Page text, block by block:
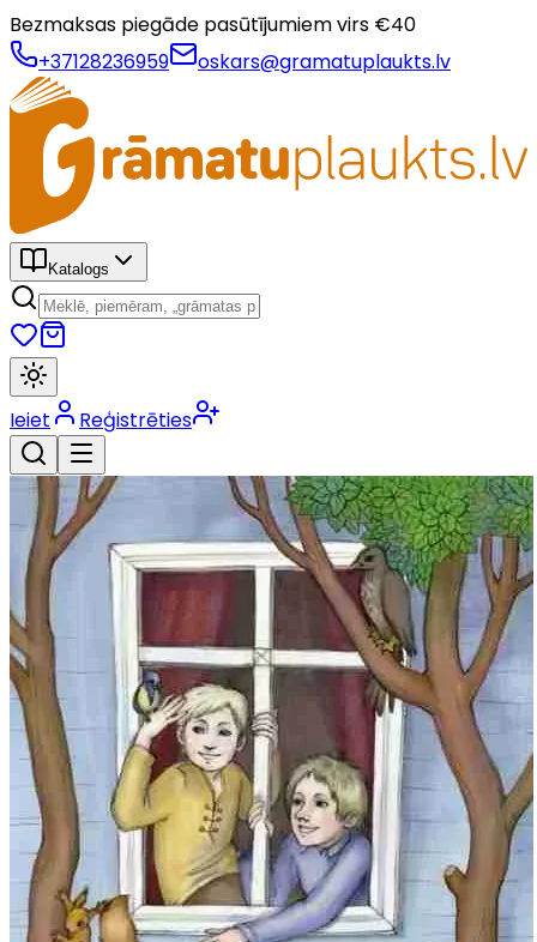
Bezmaksas piegāde pasūtījumiem virs €40
+37128236959
oskars@gramatuplaukts.lv
Katalogs
Ieiet Reģistrēties